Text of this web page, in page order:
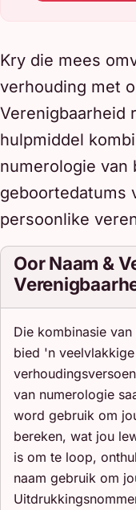
Kry die mees
verhouding met
Verenigbaarheid
hulpmiddel
numerologie van
geboortedatums
persoonlike
Oor Naam &
Die kombinasie
bied 'n
van numerologie
word gebruik om
bereken, wat jou
is om te loop,
naam gebruik om